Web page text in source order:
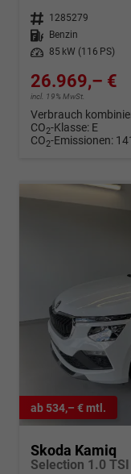
Fahrzeugnr. 1285279
Kraftstoff
Benzin
Leistung
85 kW (116 PS)
26.969,– €
incl. 19% MwSt.
Verbrauch
CO2-Klasse: E
CO2-Emissionen:
ab 534,– € mtl.
Skoda Kamiq